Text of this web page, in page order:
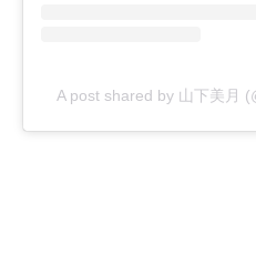
A post shared by 山下美月